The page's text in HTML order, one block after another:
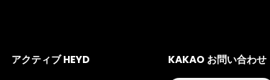
アクティブ HEYD KAKAO お問い合わせ